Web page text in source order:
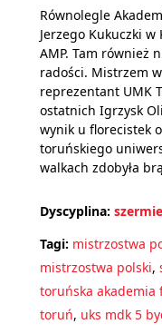
Równolegle
Jerzego Kukuczki
AMP. Tam również
radości. Mistrzem
reprezentant UMK
ostatnich Igrzysk
wynik u florecistek
toruńskiego
walkach zdobyła
Dyscyplina:
Tagi: mistrzostwa
mistrzostwa polski,
toruńska akademia
toruń, uks mdk 5